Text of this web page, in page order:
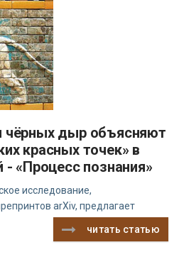
чёрных дыр объясняют
красных точек» в
- «Процесс познания»
исследование,
arXiv, предлагает
читать статью